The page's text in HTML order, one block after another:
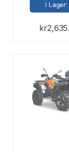
I Lager:
kr